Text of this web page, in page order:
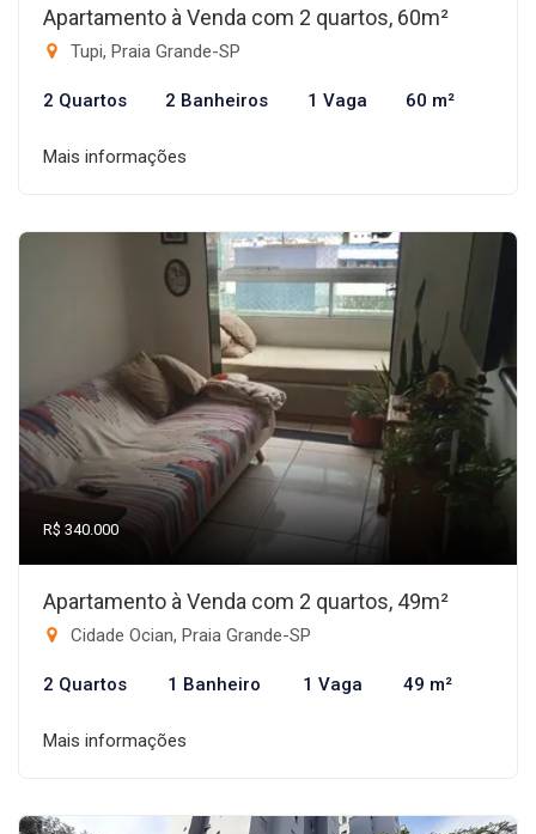
Apartamento à Venda com 2 quartos, 60m²
Tupi, Praia Grande-SP
2 Quartos 2 Banheiros 1 Vaga 60 m²
Mais informações
R$ 340.000
Apartamento à Venda com 2 quartos, 49m²
Cidade Ocian, Praia Grande-SP
2 Quartos 1 Banheiro 1 Vaga 49 m²
Mais informações